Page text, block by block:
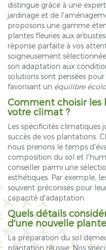
distingue grâce à une
jardinage et de
proposons une gamme
plantes fleuries aux
réponse parfaite à vos
soigneusement
son adaptation aux
solutions sont pensées
favorisant un équilibre
Comment choisir les
votre climat ?
Les spécificités
succès de vos plantations.
nous prenons le temps
composition du sol et
conseiller parmi une
esthétiques. Par exemple,
souvent préconisés pour
capacité d'adaptation.
Quels détails
d'une nouvelle
La préparation du sol
plantation réussie. Nos